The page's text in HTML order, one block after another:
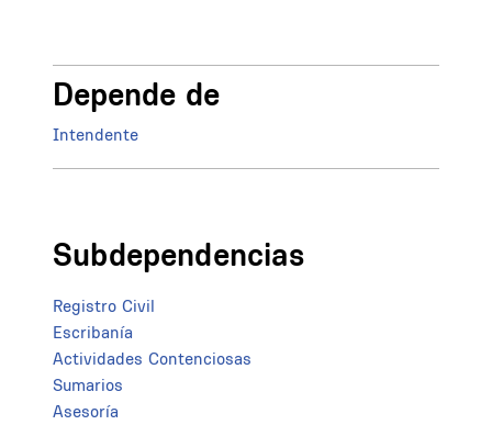
Depende de
Intendente
Subdependencias
Registro Civil
Escribanía
Actividades Contenciosas
Sumarios
Asesoría